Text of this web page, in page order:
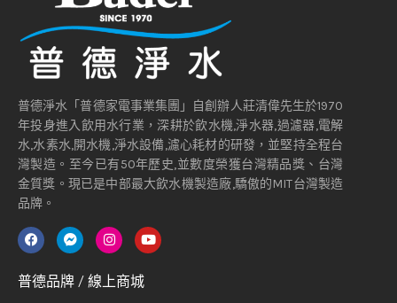
普德淨水「普德家電事業集團」自創辦人莊清偉先生於1970
年投身進入飲用水行業，深耕於飲水機,淨水器,過濾器,電解
水,水素水,開水機,淨水設備,濾心耗材的研發，並堅持全程台
灣製造。至今已有50年歷史,並數度榮獲台灣精品獎、台灣
金質獎。現已是中部最大飲水機製造廠,驕傲的MIT台灣製造
品牌。
普德品牌 / 線上商城